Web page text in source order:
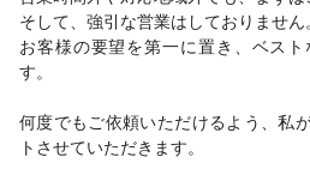
そして、強引な営業はしておりません。
お客様の要望を第一に置き、ベス
す。
何度でもご依頼いただけるよう、私
トさせていただきます。